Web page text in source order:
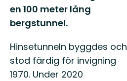
en 100 meter lång
bergstunnel.
Hinsetunneln byggdes och
stod färdig för invigning
1970. Under 2020